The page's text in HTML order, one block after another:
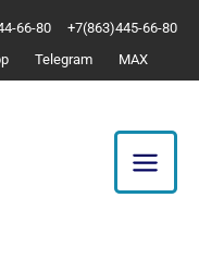
66-80
+7(863)445-66-80
Telegram MAX